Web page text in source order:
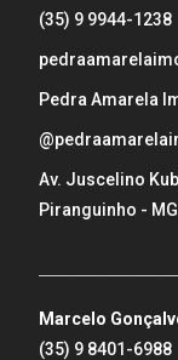
(35) 9 9944-1238
Pedra Amarela
Av. Juscelino
Piranguinho - MG
Marcelo
(35) 9 8401-6988